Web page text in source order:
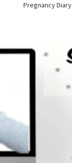
Pregnancy Diary